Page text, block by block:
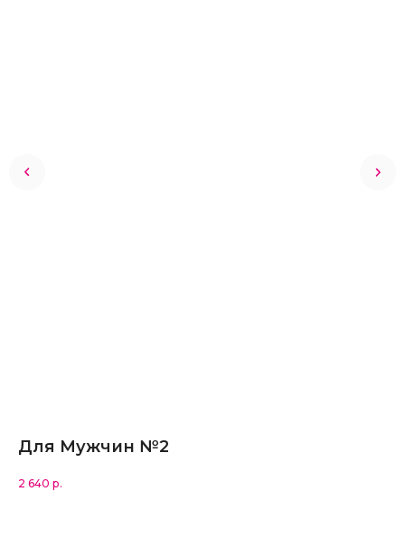
Для Мужчин №2
2 640 р.